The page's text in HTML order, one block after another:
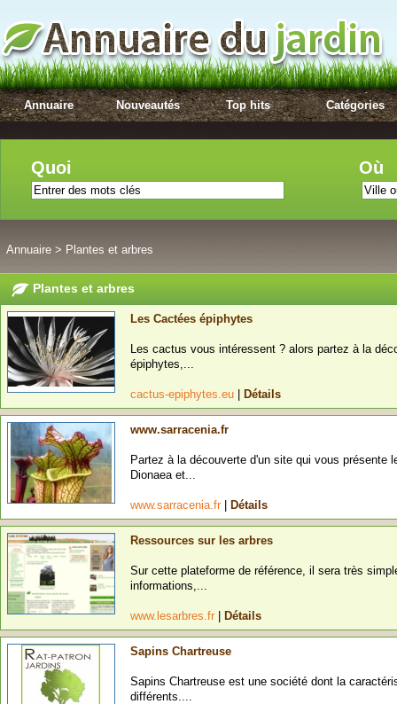
Annuaire Nouveautés Top hits Catégories
Quoi Où
Annuaire > Plantes et arbres
Plantes et arbres
Les Cactées épiphytes
Les cactus vous intéressent ? alors partez à la
épiphytes,...
cactus-epiphytes.eu Détails
www.sarracenia.fr
Partez à la découverte d'un site qui vous présente
Dionaea et...
www.sarracenia.fr Détails
Ressources sur les arbres
Sur cette plateforme de référence, il sera très
informations,...
www.lesarbres.fr Détails
Sapins Chartreuse
Sapins Chartreuse est une société dont la
différents....